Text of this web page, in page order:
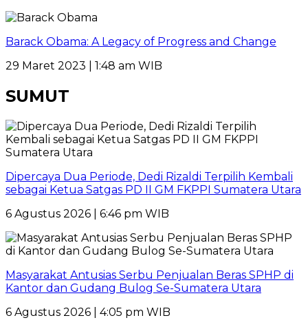
Barack Obama: A Legacy of Progress and Change
29 Maret 2023 | 1:48 am WIB
SUMUT
Dipercaya Dua Periode, Dedi Rizaldi Terpilih Kembali
sebagai Ketua Satgas PD II GM FKPPI Sumatera Utara
6 Agustus 2026 | 6:46 pm WIB
Masyarakat Antusias Serbu Penjualan Beras SPHP di
Kantor dan Gudang Bulog Se-Sumatera Utara
6 Agustus 2026 | 4:05 pm WIB